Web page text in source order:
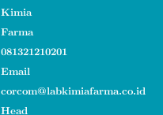
Kimia
Farma
081321210201
Email
corcom@labkimiafarma.co.id
Head